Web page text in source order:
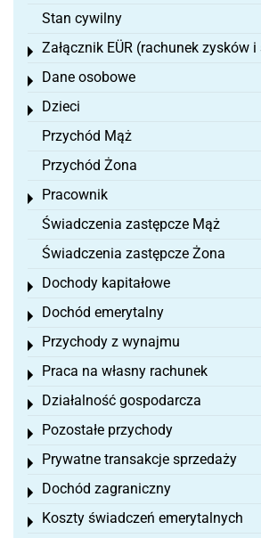
Stan cywilny
Załącznik EÜR (rachunek zysków
Toggle menu
Dane osobowe
Toggle menu
Dzieci
Toggle menu
Przychód Mąż
Przychód Żona
Pracownik
Toggle menu
Świadczenia zastępcze Mąż
Świadczenia zastępcze Żona
Dochody kapitałowe
Toggle menu
Dochód emerytalny
Toggle menu
Przychody z wynajmu
Toggle menu
Praca na własny rachunek
Toggle menu
Działalność gospodarcza
Toggle menu
Pozostałe przychody
Toggle menu
Prywatne transakcje sprzedaży
Toggle menu
Dochód zagraniczny
Toggle menu
Koszty świadczeń emerytalnych
Toggle menu